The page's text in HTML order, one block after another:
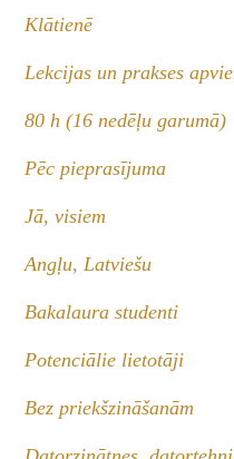
Klātienē
Lekcijas un prakses
80 h (16 nedēļu garumā)
Pēc pieprasījuma
Jā, visiem
Angļu, Latviešu
Bakalaura studenti
Potenciālie lietotāji
Bez priekšzināšanām